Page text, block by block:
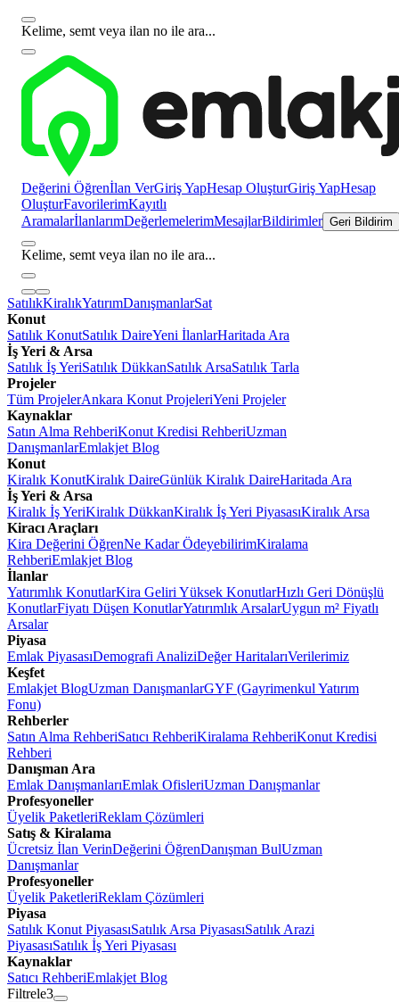
Kelime, semt veya ilan no ile ara...
Değerini Öğrenİlan VerGiriş YapHesap OluşturGiriş YapHesap
OluşturFavorilerimKayıtlı
AramalarİlanlarımDeğerlemelerimMesajlarBildirimler Geri Bildirim
Kelime, semt veya ilan no ile ara...
SatılıkKiralıkYatırımDanışmanlarSat
Konut
Satılık KonutSatılık DaireYeni İlanlarHaritada Ara
İş Yeri & Arsa
Satılık İş YeriSatılık DükkanSatılık ArsaSatılık Tarla
Projeler
Tüm ProjelerAnkara Konut ProjeleriYeni Projeler
Kaynaklar
Satın Alma RehberiKonut Kredisi RehberiUzman
DanışmanlarEmlakjet Blog
Konut
Kiralık KonutKiralık DaireGünlük Kiralık DaireHaritada Ara
İş Yeri & Arsa
Kiralık İş YeriKiralık DükkanKiralık İş Yeri PiyasasıKiralık Arsa
Kiracı Araçları
Kira Değerini ÖğrenNe Kadar ÖdeyebilirimKiralama
RehberiEmlakjet Blog
İlanlar
Yatırımlık KonutlarKira Geliri Yüksek KonutlarHızlı Geri Dönüşlü
KonutlarFiyatı Düşen KonutlarYatırımlık ArsalarUygun m² Fiyatlı
Arsalar
Piyasa
Emlak PiyasasıDemografi AnaliziDeğer HaritalarıVerilerimiz
Keşfet
Emlakjet BlogUzman DanışmanlarGYF (Gayrimenkul Yatırım
Fonu)
Rehberler
Satın Alma RehberiSatıcı RehberiKiralama RehberiKonut Kredisi
Rehberi
Danışman Ara
Emlak DanışmanlarıEmlak OfisleriUzman Danışmanlar
Profesyoneller
Üyelik PaketleriReklam Çözümleri
Satış & Kiralama
Ücretsiz İlan VerinDeğerini ÖğrenDanışman BulUzman
Danışmanlar
Profesyoneller
Üyelik PaketleriReklam Çözümleri
Piyasa
Satılık Konut PiyasasıSatılık Arsa PiyasasıSatılık Arazi
PiyasasıSatılık İş Yeri Piyasası
Kaynaklar
Satıcı RehberiEmlakjet Blog
Filtrele3